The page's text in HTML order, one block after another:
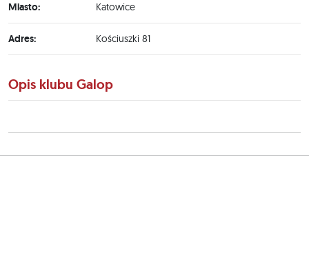
Miasto: Katowice
Adres: Kościuszki 81
Opis klubu Galop